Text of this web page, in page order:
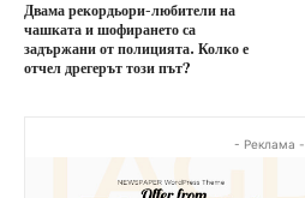
Двама рекордьори-любители на
чашката и шофирането са
задържани от полицията. Колко е
отчел дрегерът този път?
- Реклама -